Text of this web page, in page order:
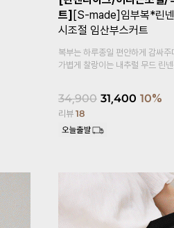
말림방지3부 임산부속바지
복대형
속바지 안에 이너 속바지,
홈웨어로 활용도 높은 3부 속바지
18,900 14,900 21%
리뷰 620